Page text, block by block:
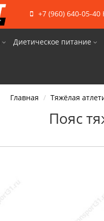
+7 (960) 640-05-40
Диетическое питание
Главная Тяжёлая
Пояс